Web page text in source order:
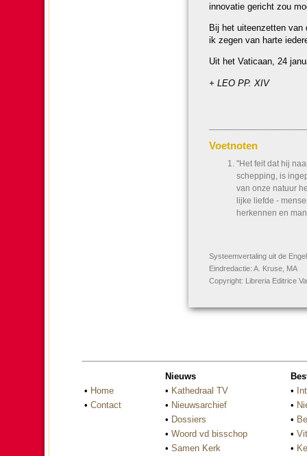
innovatie gericht zou
Bij het uiteen­zet­ten van
ik zegen van harte
Uit het Vati­caan, 24
+ LEO PP. XIV
Voetnoten
"Het feit dat hij
schep­ping, is
van onze natuur
lijke liefde -
herkennen en
Systeem­ver­ta­ling uit de
Eindredactie: A. Kruse, MA
Copyright: Libreria Editrice
• Home
• Contact
Nieuws
• Kathedraal TV
• Nieuwsarchief
• Dossiers
• Woord vd bisschop
• Samen Kerk
•
•
•
•
•